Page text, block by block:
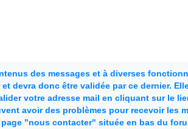
des messages et à diverses
donc être validée par ce dernier.
votre adresse mail en cliquant sur le
avoir des problèmes pour recevoir les
"nous contacter" située en bas du